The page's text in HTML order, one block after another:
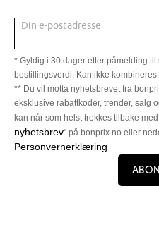
Din e-postadresse
* Gyldig i 30 dager etter påmelding
bestillingsverdi. Kan ikke kombineres
** Du vil motta nyhetsbrevet fra
eksklusive rabattkoder, trender, salg
kan når som helst trekkes tilbake
nyhetsbrev" på bonprix.no eller
Personvernerklæring